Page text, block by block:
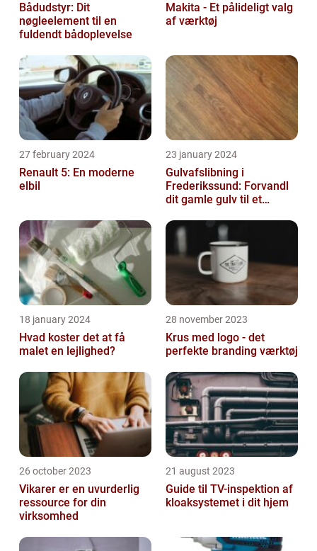
Bådudstyr: Dit
nøgleelement til en
fuldendt bådoplevelse
Makita - Et pålideligt valg
af værktøj
27 february 2024
Renault 5: En moderne
elbil
23 january 2024
Gulvafslibning i
Frederikssund: Forvandl
dit gamle gulv til et
18 january 2024
Hvad koster det at få
malet en lejlighed?
28 november 2023
Krus med logo - det
perfekte branding værktøj
26 october 2023
Vikarer er en uvurderlig
ressource for din
virksomhed
21 august 2023
Guide til TV-inspektion af
kloaksystemet i dit hjem